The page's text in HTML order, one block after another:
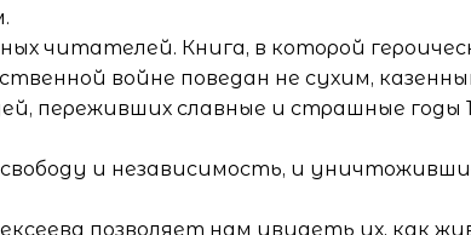
читателей. Книга, в которой
войне поведан не сухим,
переживших славные и страшные годы
и независимость, и
позволяет нам увидеть их, как